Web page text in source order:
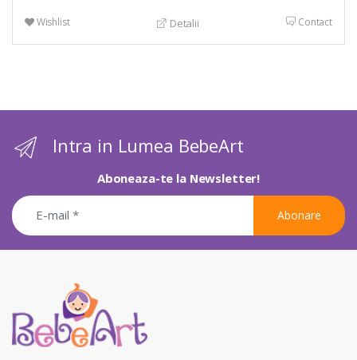
Wishlist Detalii Contact
Intra in Lumea BebeArt
Aboneaza-te la Newsletter!
Abonare